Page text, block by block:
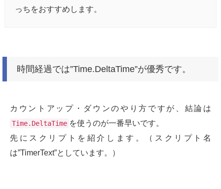
っちをおすすめします。
時間経過では”Time.DeltaTime”が優秀です。
カウントアップ・ダウンのやり方ですが、結論は
Time.DeltaTime を使うのが一番早いです。
先にスクリプトを紹介します。（スクリプト名
は”TimerText”としています。）